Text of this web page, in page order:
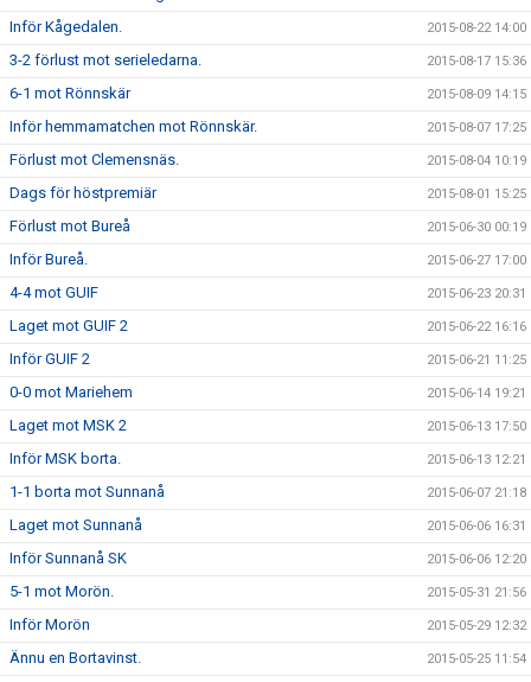
Inför Kågedalen. 2015-08-22 14:00
3-2 förlust mot serieledarna. 2015-08-17 15:36
6-1 mot Rönnskär 2015-08-09 14:15
Inför hemmamatchen mot Rönnskär. 2015-08-07 17:25
Förlust mot Clemensnäs. 2015-08-04 10:19
Dags för höstpremiär 2015-08-01 15:25
Förlust mot Bureå 2015-06-30 00:19
Inför Bureå. 2015-06-27 17:00
4-4 mot GUIF 2015-06-23 20:31
Laget mot GUIF 2 2015-06-22 16:16
Inför GUIF 2 2015-06-21 11:25
0-0 mot Mariehem 2015-06-14 19:21
Laget mot MSK 2 2015-06-13 17:50
Inför MSK borta. 2015-06-13 12:21
1-1 borta mot Sunnanå 2015-06-07 21:18
Laget mot Sunnanå 2015-06-06 16:31
Inför Sunnanå SK 2015-06-06 12:20
5-1 mot Morön. 2015-05-31 21:56
Inför Morön 2015-05-29 12:32
Ännu en Bortavinst. 2015-05-25 11:54